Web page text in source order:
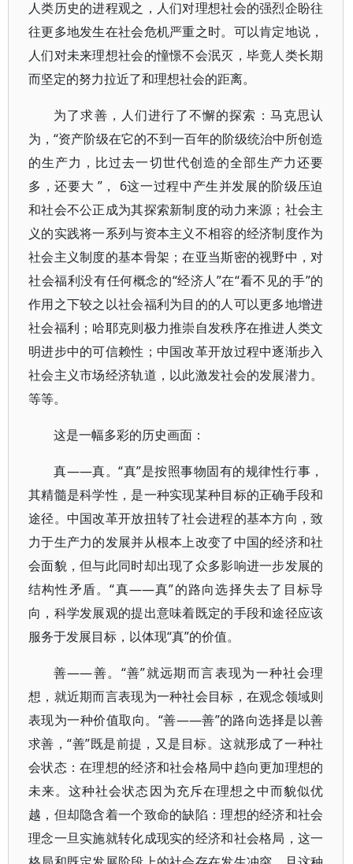
人类历史的进程观之，人们对理想社会的强烈企盼往
往更多地发生在社会危机严重之时。可以肯定地说，
人们对未来理想社会的憧憬不会泯灭，毕竟人类长期
而坚定的努力拉近了和理想社会的距离。
为了求善，人们进行了不懈的探索：马克思认
为，“资产阶级在它的不到一百年的阶级统治中所创造
的生产力，比过去一切世代创造的全部生产力还要
多，还要大 ”， 6这一过程中产生并发展的阶级压迫
和社会不公正成为其探索新制度的动力来源；社会主
义的实践将一系列与资本主义不相容的经济制度作为
社会主义制度的基本骨架；在亚当斯密的视野中，对
社会福利没有任何概念的“经济人”在“看不见的手”的
作用之下较之以社会福利为目的的人可以更多地增进
社会福利；哈耶克则极力推崇自发秩序在推进人类文
明进步中的可信赖性；中国改革开放过程中逐渐步入
社会主义市场经济轨道，以此激发社会的发展潜力。
等等。
这是一幅多彩的历史画面：
真——真。“真”是按照事物固有的规律性行事，
其精髓是科学性，是一种实现某种目标的正确手段和
途径。中国改革开放扭转了社会进程的基本方向，致
力于生产力的发展并从根本上改变了中国的经济和社
会面貌，但与此同时却出现了众多影响进一步发展的
结构性矛盾。“真——真”的路向选择失去了目标导
向，科学发展观的提出意味着既定的手段和途径应该
服务于发展目标，以体现“真”的价值。
善——善。“善”就远期而言表现为一种社会理
想，就近期而言表现为一种社会目标，在观念领域则
表现为一种价值取向。“善——善”的路向选择是以善
求善，“善”既是前提，又是目标。这就形成了一种社
会状态：在理想的经济和社会格局中趋向更加理想的
未来。这种社会状态因为充斥在理想之中而貌似优
越，但却隐含着一个致命的缺陷：理想的经济和社会
理念一旦实施就转化成现实的经济和社会格局，这一